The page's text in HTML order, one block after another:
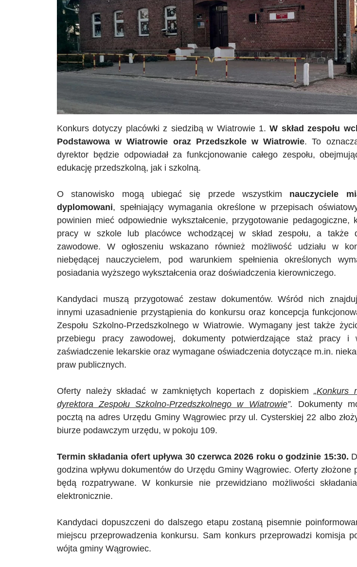
Konkurs dotyczy placówki z siedzibą w Wiatrowie 1.W skład zespołu
Podstawowa w Wiatrowie oraz Przedszkole w Wiatrowie. To
dyrektor będzie odpowiadał za funkcjonowanie całego zespołu,
edukację przedszkolną, jak i szkolną.
O stanowisko mogą ubiegać się przede wszystkim nauczyciele
dyplomowani, spełniający wymagania określone w przepisach
powinien mieć odpowiednie wykształcenie, przygotowanie pedagogiczne,
pracy w szkole lub placówce wchodzącej w skład zespołu, a także
zawodowe. W ogłoszeniu wskazano również możliwość udziału w
niebędącej nauczycielem, pod warunkiem spełnienia określonych
posiadania wyższego wykształcenia oraz doświadczenia kierowniczego.
Kandydaci muszą przygotować zestaw dokumentów. Wśród nich
innymi uzasadnienie przystąpienia do konkursu oraz koncepcja
Zespołu Szkolno-Przedszkolnego w Wiatrowie. Wymagany jest także
przebiegu pracy zawodowej, dokumenty potwierdzające staż pracy i
zaświadczenie lekarskie oraz wymagane oświadczenia dotyczące m.in.
praw publicznych.
Oferty należy składać w zamkniętych kopertach z dopiskiem „Konkurs
dyrektora Zespołu Szkolno-Przedszkolnego w Wiatrowie”. Dokumenty
pocztą na adres Urzędu Gminy Wągrowiec przy ul. Cysterskiej 22 albo
biurze podawczym urzędu, w pokoju 109.
Termin składania ofert upływa 30 czerwca 2026 roku o godzinie 15:30.
godzina wpływu dokumentów do Urzędu Gminy Wągrowiec. Oferty złożone
będą rozpatrywane. W konkursie nie przewidziano możliwości
elektronicznie.
Kandydaci dopuszczeni do dalszego etapu zostaną pisemnie
miejscu przeprowadzenia konkursu. Sam konkurs przeprowadzi komisja
wójta gminy Wągrowiec.